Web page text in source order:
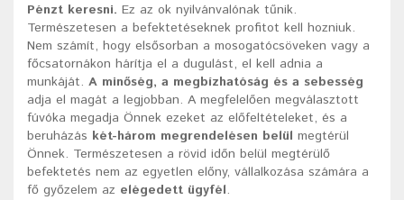
Pénzt keresni. Ez az ok nyilvánvalónak tűnik.
Természetesen a befektetéseknek profitot kell hozniuk.
Nem számít, hogy elsősorban a mosogatócsöveken vagy a
főcsatornákon hárítja el a dugulást, el kell adnia a
munkáját. A minőség, a megbízhatóság és a sebesség
adja el magát a legjobban. A megfelelően megválasztott
fúvóka megadja Önnek ezeket az előfeltételeket, és a
beruházás két-három megrendelésen belül megtérül
Önnek. Természetesen a rövid időn belül megtérülő
befektetés nem az egyetlen előny, vállalkozása számára a
fő győzelem az elégedett ügyfél.